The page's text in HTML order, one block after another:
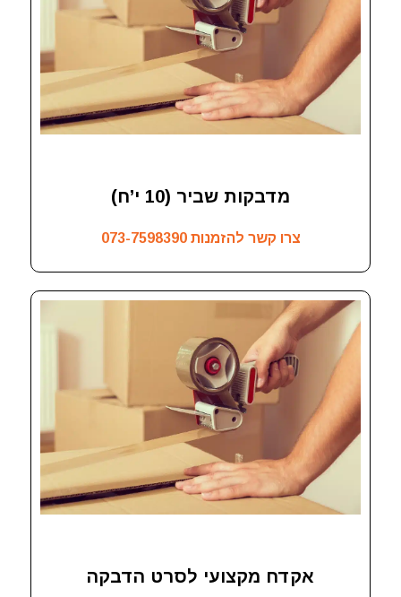
מדבקות שביר (10 י’ח)
צרו קשר להזמנות073-7598390
אקדח מקצועי לסרט הדבקה